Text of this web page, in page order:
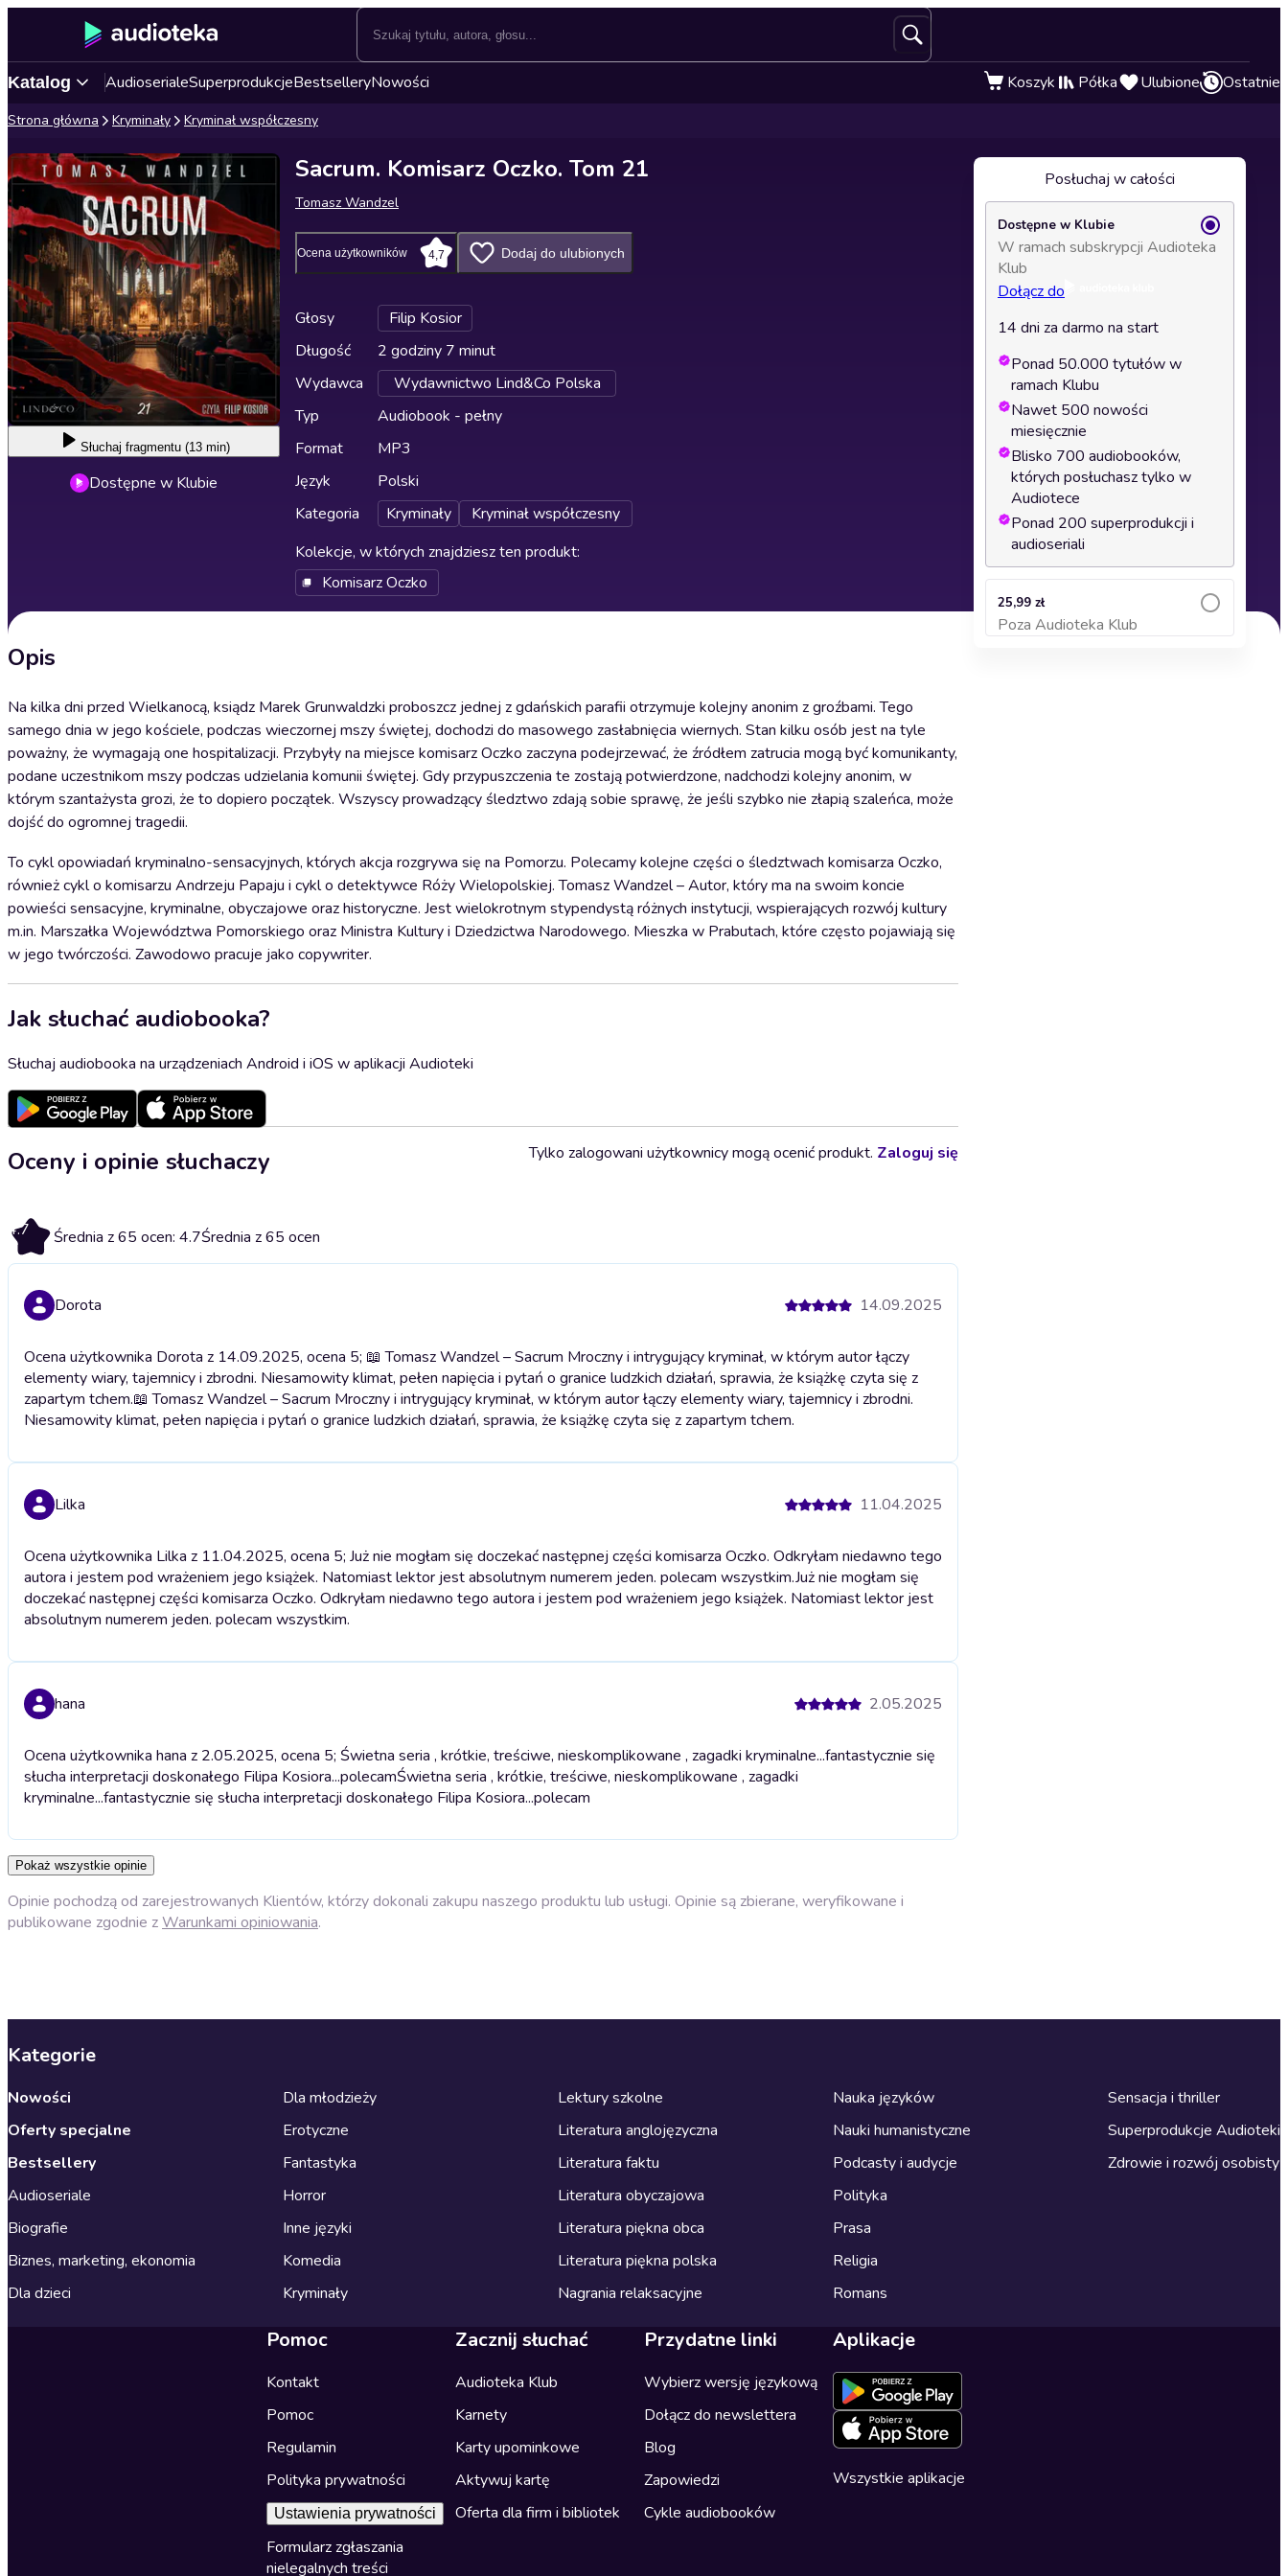
Katalog AudioserialeSuperprodukcjeBestselleryNowości Koszyk Półka Ulubione Ostatnie
Strona główna Kryminały Kryminał współczesny
Słuchaj fragmentu (13 min)
Dostępne w Klubie
Sacrum. Komisarz Oczko. Tom 21
Tomasz Wandzel
Ocena użytkowników 4,7 Dodaj do ulubionych
Głosy
Filip Kosior
Długość
2 godziny 7 minut
Wydawca
Wydawnictwo Lind&Co Polska
Typ
Audiobook - pełny
Format
MP3
Język
Polski
Kategoria
Kryminały
Kryminał współczesny
Kolekcje, w których znajdziesz ten produkt:
Komisarz Oczko
Opis
Na kilka dni przed Wielkanocą, ksiądz Marek Grunwaldzki proboszcz jednej z gdańskich parafii otrzymuje kolejny anonim z groźbami. Tego
samego dnia w jego kościele, podczas wieczornej mszy świętej, dochodzi do masowego zasłabnięcia wiernych. Stan kilku osób jest na tyle
poważny, że wymagają one hospitalizacji. Przybyły na miejsce komisarz Oczko zaczyna podejrzewać, że źródłem zatrucia mogą być komunikanty,
podane uczestnikom mszy podczas udzielania komunii świętej. Gdy przypuszczenia te zostają potwierdzone, nadchodzi kolejny anonim, w
którym szantażysta grozi, że to dopiero początek. Wszyscy prowadzący śledztwo zdają sobie sprawę, że jeśli szybko nie złapią szaleńca, może
dojść do ogromnej tragedii.
To cykl opowiadań kryminalno-sensacyjnych, których akcja rozgrywa się na Pomorzu. Polecamy kolejne części o śledztwach komisarza Oczko,
również cykl o komisarzu Andrzeju Papaju i cykl o detektywce Róży Wielopolskiej. Tomasz Wandzel – Autor, który ma na swoim koncie
powieści sensacyjne, kryminalne, obyczajowe oraz historyczne. Jest wielokrotnym stypendystą różnych instytucji, wspierających rozwój kultury
m.in. Marszałka Województwa Pomorskiego oraz Ministra Kultury i Dziedzictwa Narodowego. Mieszka w Prabutach, które często pojawiają się
w jego twórczości. Zawodowo pracuje jako copywriter.
Jak słuchać audiobooka?
Słuchaj audiobooka na urządzeniach Android i iOS w aplikacji Audioteki
Oceny i opinie słuchaczy
4.7 Średnia z 65 ocen: 4.7Średnia z 65 ocen
Tylko zalogowani użytkownicy mogą ocenić produkt. Zaloguj się
Dorota 14.09.2025
Ocena użytkownika Dorota z 14.09.2025, ocena 5; 📖 Tomasz Wandzel – Sacrum Mroczny i intrygujący kryminał, w którym autor łączy
elementy wiary, tajemnicy i zbrodni. Niesamowity klimat, pełen napięcia i pytań o granice ludzkich działań, sprawia, że książkę czyta się z
zapartym tchem.📖 Tomasz Wandzel – Sacrum Mroczny i intrygujący kryminał, w którym autor łączy elementy wiary, tajemnicy i zbrodni.
Niesamowity klimat, pełen napięcia i pytań o granice ludzkich działań, sprawia, że książkę czyta się z zapartym tchem.
Lilka 11.04.2025
Ocena użytkownika Lilka z 11.04.2025, ocena 5; Już nie mogłam się doczekać następnej części komisarza Oczko. Odkryłam niedawno tego
autora i jestem pod wrażeniem jego książek. Natomiast lektor jest absolutnym numerem jeden. polecam wszystkim.Już nie mogłam się
doczekać następnej części komisarza Oczko. Odkryłam niedawno tego autora i jestem pod wrażeniem jego książek. Natomiast lektor jest
absolutnym numerem jeden. polecam wszystkim.
hana 2.05.2025
Ocena użytkownika hana z 2.05.2025, ocena 5; Świetna seria , krótkie, treściwe, nieskomplikowane , zagadki kryminalne...fantastycznie się
słucha interpretacji doskonałego Filipa Kosiora...polecamŚwietna seria , krótkie, treściwe, nieskomplikowane , zagadki
kryminalne...fantastycznie się słucha interpretacji doskonałego Filipa Kosiora...polecam
Pokaż wszystkie opinie
Opinie pochodzą od zarejestrowanych Klientów, którzy dokonali zakupu naszego produktu lub usługi. Opinie są zbierane, weryfikowane i
publikowane zgodnie zWarunkami opiniowania.
Posłuchaj w całości
Dostępne w Klubie
W ramach subskrypcji Audioteka
Klub
Dołącz do
14 dni za darmo na start
Ponad 50.000 tytułów w
ramach Klubu
Nawet 500 nowości
miesięcznie
Blisko 700 audiobooków,
których posłuchasz tylko w
Audiotece
Ponad 200 superprodukcji i
audioseriali
25,99 zł
Poza Audioteka Klub
Dodaj do koszyka
Kategorie
Nowości
Oferty specjalne
Bestsellery
Audioseriale
Biografie
Biznes, marketing, ekonomia
Dla dzieci
Dla młodzieży
Erotyczne
Fantastyka
Horror
Inne języki
Komedia
Kryminały
Lektury szkolne
Literatura anglojęzyczna
Literatura faktu
Literatura obyczajowa
Literatura piękna obca
Literatura piękna polska
Nagrania relaksacyjne
Nauka języków
Nauki humanistyczne
Podcasty i audycje
Polityka
Prasa
Religia
Romans
Sensacja i thriller
Superprodukcje Audioteki
Zdrowie i rozwój osobisty
Pomoc
Kontakt
Pomoc
Regulamin
Polityka prywatności
Ustawienia prywatności
Formularz zgłaszania
nielegalnych treści
Zacznij słuchać
Audioteka Klub
Karnety
Karty upominkowe
Aktywuj kartę
Oferta dla firm i bibliotek
Przydatne linki
Wybierz wersję językową
Dołącz do newslettera
Blog
Zapowiedzi
Cykle audiobooków
Aplikacje
Wszystkie aplikacje